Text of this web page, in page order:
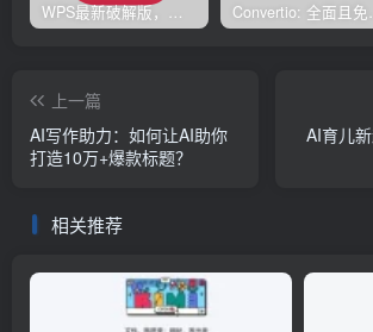
WPS最新破解版，已永久激活，无限制使用！
上一篇
AI写作助力：如何让AI助你
打造10万+爆款标题？
AI育儿
相关推荐